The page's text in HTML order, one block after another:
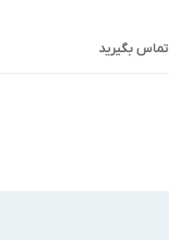
تماس بگیرید